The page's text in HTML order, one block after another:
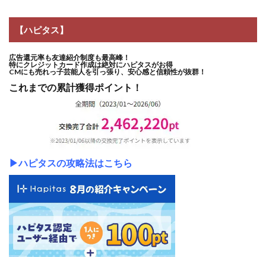
【ハピタス】
広告還元率も友達紹介制度も最高峰！
特にクレジットカード作成は絶対にハピタスがお得
CMにも売れっ子芸能人を引っ張り、安心感と信頼性が抜群！
これまでの累計獲得ポイント！
▶ハピタスの攻略法はこちら